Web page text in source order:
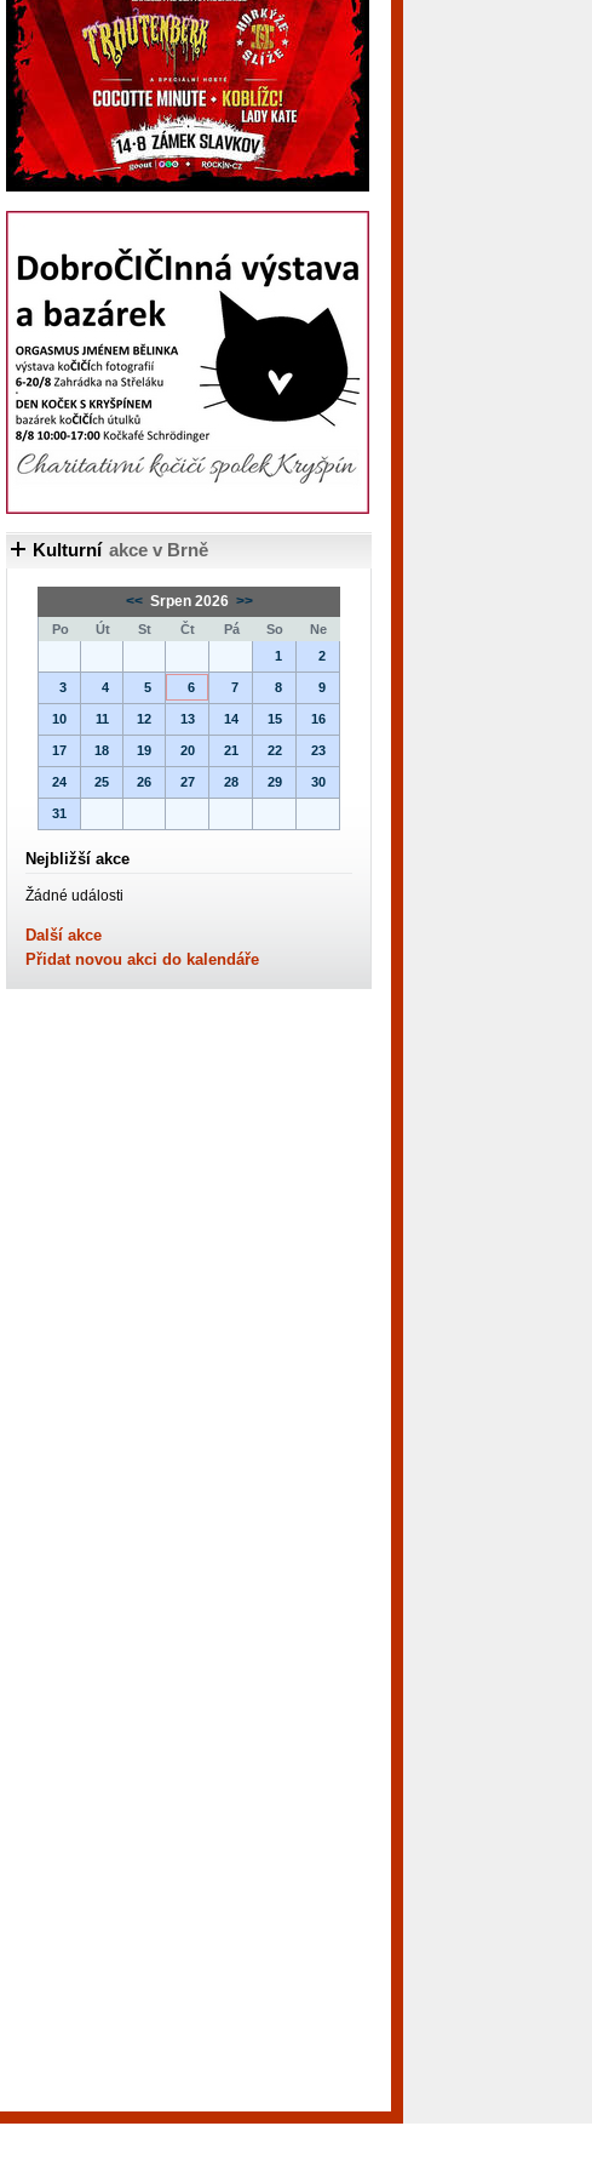
Kulturní akce v Brně
<< Srpen 2026 >>
Po Út St Čt Pá So
Ne
1
2
3 4 5 6 7 8 9
10 11 12 13 14 15 16
17 18 19 20 21 22 23
24 25 26 27 28 29 30
31
Nejbližší akce
Žádné události
Další akce
Přidat novou akci do kalendáře